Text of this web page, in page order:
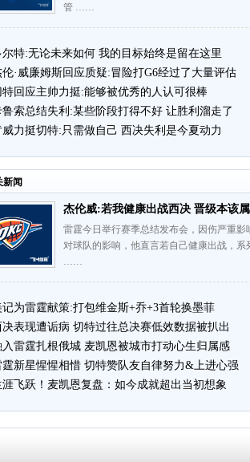
管 ……
尔特:无论未来如何 我的目标始终是留在这里
伦·威廉姆斯回应质疑:冒险打G6经过了大量评估
特回应主帅力挺:能够被优秀的人认可很棒
鲁索总结失利:某些阶段打得不好 让胜利溜走了
威力挺切特:只需做自己 西决失利是今夏动力
新闻
杰伦威:若我健康出战西决 晋级本该
雷霆今日举行赛季总结发布会，因伤严重
对球队的影响，他直言若自己健康出战，
……
记为雷霆献策:打包维金斯+乔+3首轮换墨菲
决表现遭诟病 切特过往总决赛低效数据被扒出
入雷霆扎根俄城 麦凯恩被城市打动心生归属感
霆新星惺惺相惜 切特赞队友自律努力&上进心强
涯飞跃！麦凯恩复盘：如今成就超出当初想象